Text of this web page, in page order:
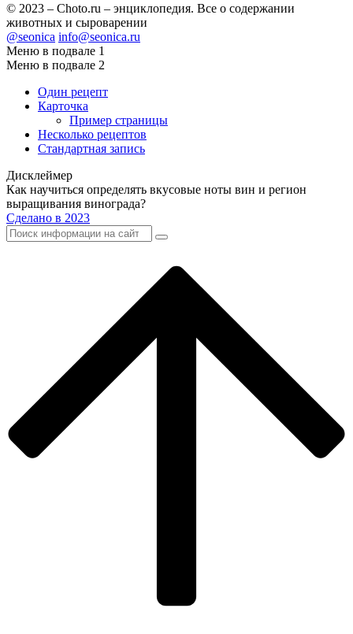
© 2023 – Choto.ru – энциклопедия. Все о содержании
животных и сыроварении
@seonica info@seonica.ru
Меню в подвале 1
Меню в подвале 2
Один рецепт
Карточка
Пример страницы
Несколько рецептов
Стандартная запись
Дисклеймер
Как научиться определять вкусовые ноты вин и регион
выращивания винограда?
Сделано в 2023